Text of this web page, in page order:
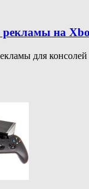
рекламы на
для